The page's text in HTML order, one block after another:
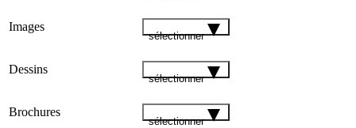
Images
sélectionner
Dessins
sélectionner
Brochures
sélectionner